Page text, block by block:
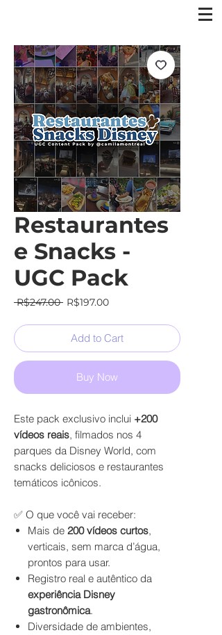
Restaurantes
e Snacks -
UGC Pack
R$247.00 Regular
R$197.00Sale
Add to Cart
Buy Now
Este pack exclusivo inclui +200
vídeos reais, filmados nos 4
parques da Disney World, com
snacks deliciosos e restaurantes
temáticos icônicos.
✅ O que você vai receber:
Mais de 200 vídeos curtos,
verticais, sem marca d’água,
prontos para usar.
Registro real e autêntico da
experiência Disney
gastronômica.
Diversidade de ambientes,